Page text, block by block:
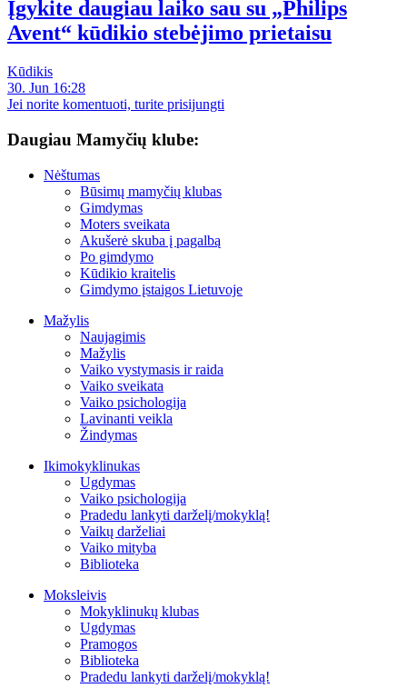
Įgykite daugiau laiko sau su „Philips
Avent“ kūdikio stebėjimo prietaisu
Kūdikis
30. Jun 16:28
Jei norite komentuoti, turite prisijungti
Daugiau Mamyčių klube:
Nėštumas
Būsimų mamyčių klubas
Gimdymas
Moters sveikata
Akušerė skuba į pagalbą
Po gimdymo
Kūdikio kraitelis
Gimdymo įstaigos Lietuvoje
Mažylis
Naujagimis
Mažylis
Vaiko vystymasis ir raida
Vaiko sveikata
Vaiko psichologija
Lavinanti veikla
Žindymas
Ikimokyklinukas
Ugdymas
Vaiko psichologija
Pradedu lankyti darželį/mokyklą!
Vaikų darželiai
Vaiko mityba
Biblioteka
Moksleivis
Mokyklinukų klubas
Ugdymas
Pramogos
Biblioteka
Pradedu lankyti darželį/mokyklą!